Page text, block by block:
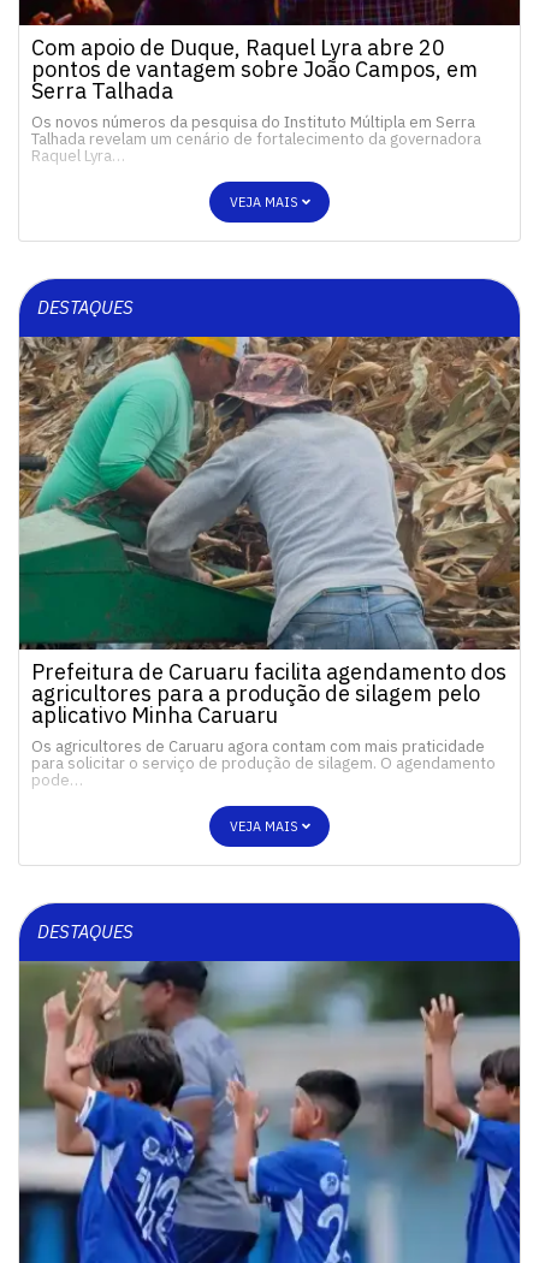
Com apoio de Duque, Raquel Lyra abre 20
pontos de vantagem sobre João Campos, em
Serra Talhada
Os novos números da pesquisa do Instituto Múltipla em Serra
Talhada revelam um cenário de fortalecimento da governadora
Raquel Lyra…
VEJA MAIS
DESTAQUES
Prefeitura de Caruaru facilita agendamento dos
agricultores para a produção de silagem pelo
aplicativo Minha Caruaru
Os agricultores de Caruaru agora contam com mais praticidade
para solicitar o serviço de produção de silagem. O agendamento
pode…
VEJA MAIS
DESTAQUES